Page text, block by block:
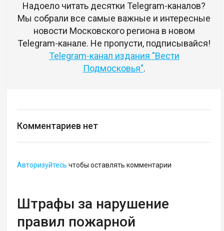
Надоело читать десятки Telegram-каналов?
Мы собрали все самые важные и интересные
новости Московского региона в новом
Telegram-канале. Не пропусти, подписывайся!
Telegram-канал издания "Вести
Подмосковья".
Комментариев нет
Авторизуйтесь чтобы оставлять комментарии
Штрафы за нарушение
правил пожарной